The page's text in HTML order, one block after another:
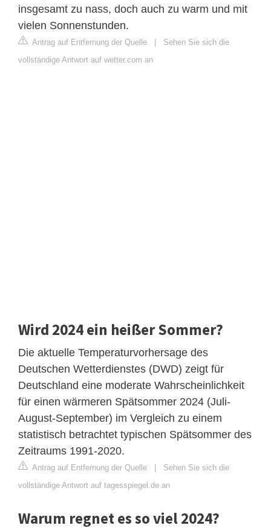
insgesamt zu nass, doch auch zu warm und mit
vielen Sonnenstunden.
Antrag auf Entfernung der Quelle
Sehen Sie sich die
vollständige Antwort auf wetter.com an
Wird 2024 ein heißer Sommer?
Die aktuelle Temperaturvorhersage des
Deutschen Wetterdienstes (DWD) zeigt für
Deutschland eine moderate Wahrscheinlichkeit
für einen wärmeren Spätsommer 2024 (Juli-
August-September) im Vergleich zu einem
statistisch betrachtet typischen Spätsommer des
Zeitraums 1991-2020.
Antrag auf Entfernung der Quelle
Sehen Sie sich die
vollständige Antwort auf tagesspiegel.de an
Warum regnet es so viel 2024?